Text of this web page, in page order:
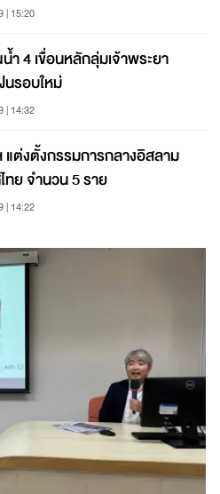
| 15:20
ำ 4 เขื่อนหลักลุ่มเจ้าพระยา
รอบใหม่
| 14:32
แต่งตั้งกรรมการกลางอิสลาม
ทย จำนวน 5 ราย
| 14:22